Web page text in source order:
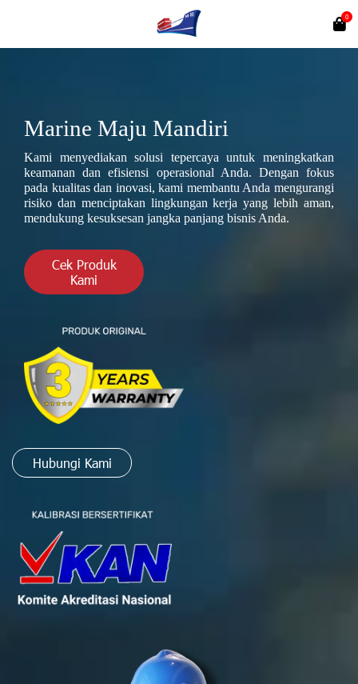
0
Marine Maju Mandiri
Kami menyediakan solusi tepercaya untuk meningkatkan
keamanan dan efisiensi operasional Anda. Dengan fokus
pada kualitas dan inovasi, kami membantu Anda mengurangi
risiko dan menciptakan lingkungan kerja yang lebih aman,
mendukung kesuksesan jangka panjang bisnis Anda.
Cek Produk
Kami
Hubungi Kami